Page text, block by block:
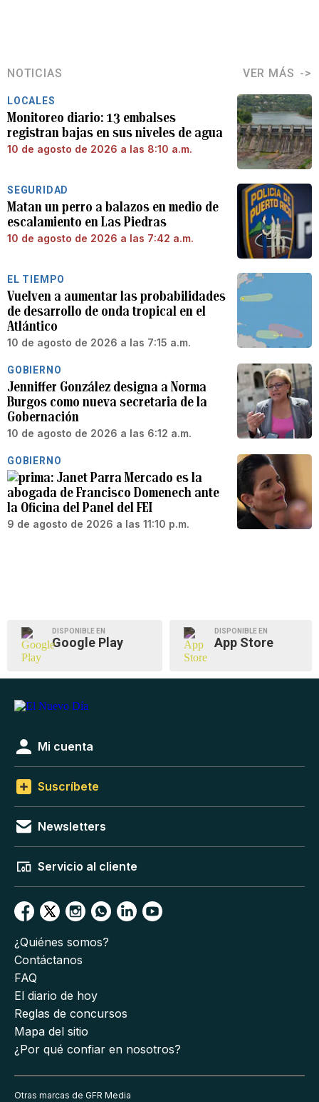
NOTICIAS VER MÁS
LOCALES
Monitoreo diario: 13 embalses
registran bajas en sus niveles de agua
10 de agosto de 2026 a las 8:10 a.m.
SEGURIDAD
Matan un perro a balazos en medio de
escalamiento en Las Piedras
10 de agosto de 2026 a las 7:42 a.m.
EL TIEMPO
Vuelven a aumentar las probabilidades
de desarrollo de onda tropical en el
Atlántico
10 de agosto de 2026 a las 7:15 a.m.
GOBIERNO
Jenniffer González designa a Norma
Burgos como nueva secretaria de la
Gobernación
10 de agosto de 2026 a las 6:12 a.m.
GOBIERNO
Janet Parra Mercado es la
abogada de Francisco Domenech ante
la Oficina del Panel del FEI
9 de agosto de 2026 a las 11:10 p.m.
DISPONIBLE EN
Google Play
DISPONIBLE EN
App Store
Mi cuenta
Suscríbete
Newsletters
Servicio al cliente
¿Quiénes somos?
Contáctanos
FAQ
El diario de hoy
Reglas de concursos
Mapa del sitio
¿Por qué confiar en nosotros?
Otras marcas de GFR Media